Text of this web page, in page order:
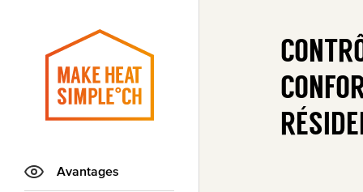
Avantages
SUR
SUR